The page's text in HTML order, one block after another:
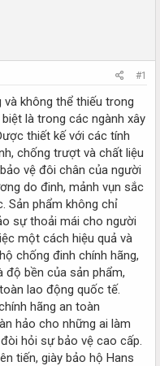
#1
không thể thiếu trong
là trong các ngành xây
thiết kế với các tính
chống trượt và chất liệu
vệ đôi chân của người
do đinh, mảnh vụn sắc
Sản phẩm không chỉ
sự thoải mái cho người
một cách hiệu quả và
chống đinh chính hãng,
độ bền của sản phẩm,
lao động quốc tế.
hảo cho những ai làm
hỏi sự bảo vệ cao cấp.
tiến, giày bảo hộ Hans